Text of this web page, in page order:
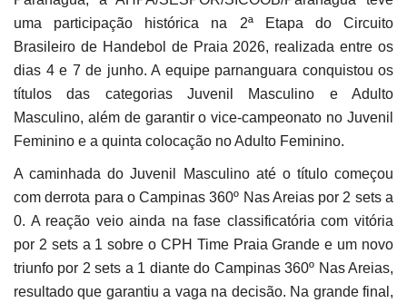
uma participação histórica na 2ª Etapa do Circuito
Brasileiro de Handebol de Praia 2026, realizada entre os
dias 4 e 7 de junho. A equipe parnanguara conquistou os
títulos das categorias Juvenil Masculino e Adulto
Masculino, além de garantir o vice-campeonato no Juvenil
Feminino e a quinta colocação no Adulto Feminino.
A caminhada do Juvenil Masculino até o título começou
com derrota para o Campinas 360º Nas Areias por 2 sets a
0. A reação veio ainda na fase classificatória com vitória
por 2 sets a 1 sobre o CPH Time Praia Grande e um novo
triunfo por 2 sets a 1 diante do Campinas 360º Nas Areias,
resultado que garantiu a vaga na decisão. Na grande final,